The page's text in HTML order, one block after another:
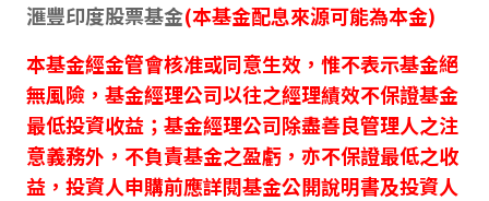
滙豐印度股票基金(本基金配息來源可能為本金)
本基金經金管會核准或同意生效，惟不表示基金絕
無風險，基金經理公司以往之經理績效不保證基金
最低投資收益；基金經理公司除盡善良管理人之注
意義務外，不負責基金之盈虧，亦不保證最低之收
益，投資人申購前應詳閱基金公開說明書及投資人